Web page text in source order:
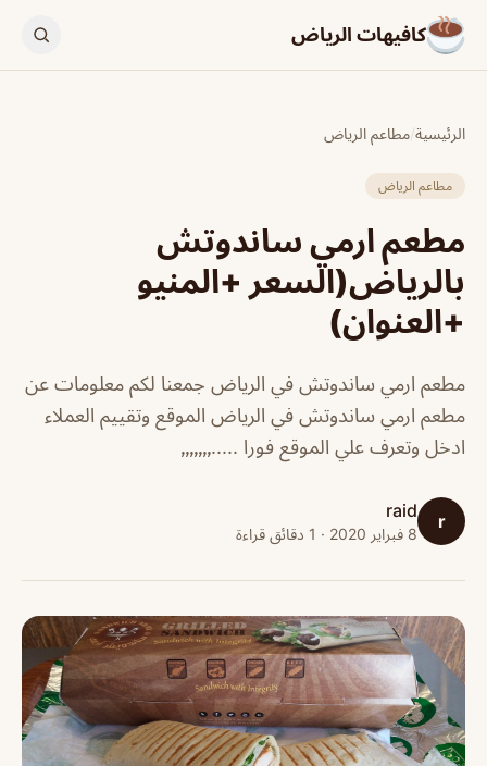
كافيهات الرياض
الرئيسية/مطاعم الرياض
مطاعم الرياض
مطعم ارمي ساندوتش
بالرياض(السعر +المنيو
+العنوان)
مطعم ارمي ساندوتش في الرياض جمعنا لكم معلومات عن
مطعم ارمي ساندوتش في الرياض الموقع وتقييم العملاء
ادخل وتعرف علي الموقع فورا .....٫٫٫٫٫٫٫
r
raid
8 فبراير 2020 · 1 دقائق قراءة